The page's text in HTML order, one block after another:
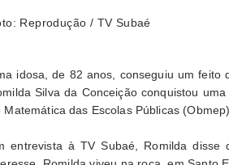
Reprodução / TV Subaé
idosa, de 82 anos, conseguiu um
Silva da Conceição conquistou
Matemática das Escolas Públicas
entrevista à TV Subaé, Romilda